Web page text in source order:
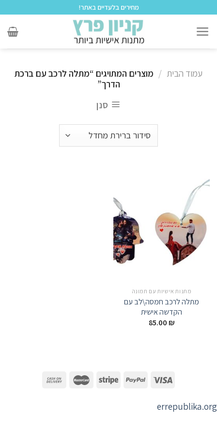
מחירים בלעדיים באתר!
עמוד הבית / מוצרים המתויגים “מתלה לרכב עם ברכת
הדרך”
סנן
מתנות אישיות עם תמונה
מתלה לרכב חמסה\לב עם
הקדשה אישית
85.00 ₪
errepublika.org